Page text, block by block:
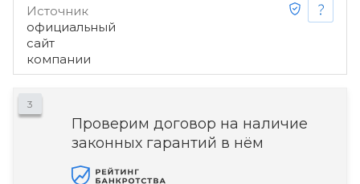
Источник
официальный
сайт
компании
3
Проверим договор на наличие
законных гарантий в нём